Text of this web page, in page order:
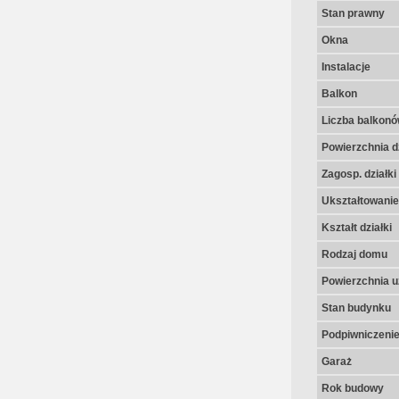
Stan prawny
Okna
Instalacje
Balkon
Liczba
Powierzchnia
Zagosp. działki
Kształt działki
Rodzaj domu
Powierzchnia
Stan budynku
Podpiwniczenie
Garaż
Rok budowy